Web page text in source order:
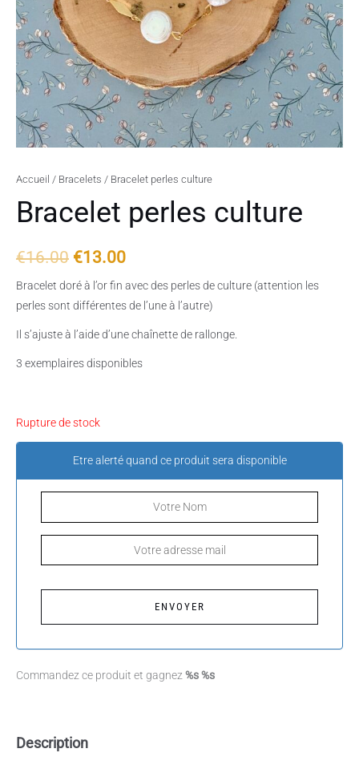
Accueil / Bracelets / Bracelet perles culture
Bracelet perles culture
€16.00 €13.00
Bracelet doré à l’or fin avec des perles de culture (attention les
perles sont différentes de l’une à l’autre)
Il s’ajuste à l’aide d’une chaînette de rallonge.
3 exemplaires disponibles
Rupture de stock
Etre alerté quand ce produit sera disponible
Commandez ce produit et gagnez %s %s
Description